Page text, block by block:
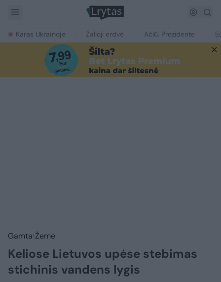
Karas Ukrainoje Žalioji erdvė Ačiū, Prezidente
Gamta Žemė
Keliose Lietuvos upėse stebimas
stichinis vandens lygis